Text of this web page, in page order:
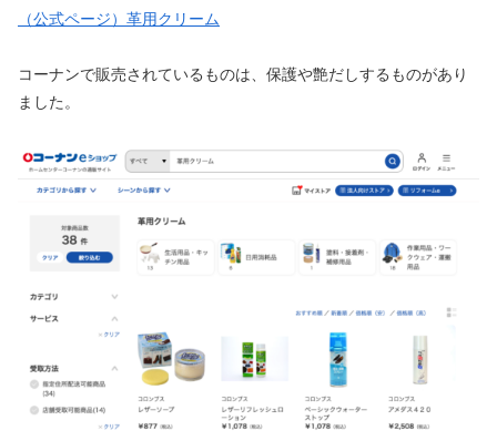
（公式ページ）革用クリーム
コーナンで販売されているものは、保護や艶だしするものがあり
ました。